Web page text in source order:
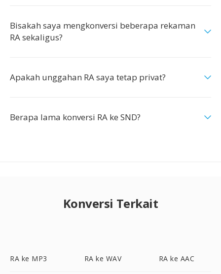
Bisakah saya mengkonversi beberapa rekaman
RA sekaligus?
Apakah unggahan RA saya tetap privat?
Berapa lama konversi RA ke SND?
Konversi Terkait
RA ke MP3 RA ke WAV RA ke AAC